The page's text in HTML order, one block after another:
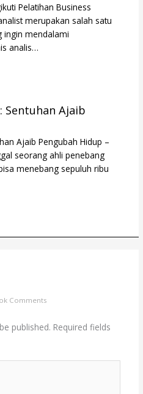
Pelatihan Business
merupakan salah satu
ingin mendalami
analis…
Sentuhan Ajaib
Ajaib Pengubah Hidup –
seorang ahli penebang
menebang sepuluh ribu
Comments
published. Required fields